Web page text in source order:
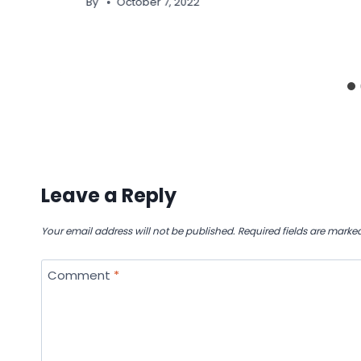
Leave a Reply
Your email address will not be published. Required fields are
Comment *